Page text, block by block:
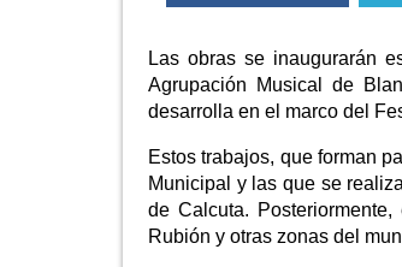
Las obras se inaugurarán
Agrupación Musical de
desarrolla en el marco del
Estos trabajos, que forman
Municipal y las que se
de Calcuta.
Rubión y otras zonas del